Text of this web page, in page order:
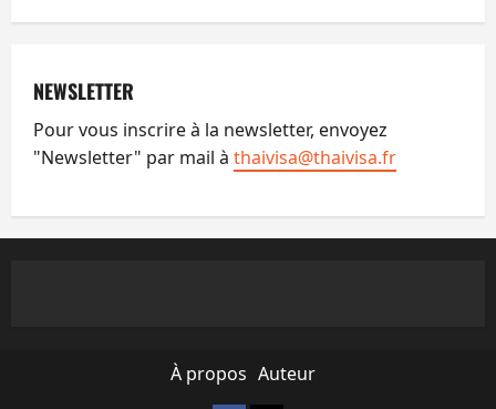
NEWSLETTER
Pour vous inscrire à la newsletter, envoyez
"Newsletter" par mail à thaivisa@thaivisa.fr
À propos Auteur